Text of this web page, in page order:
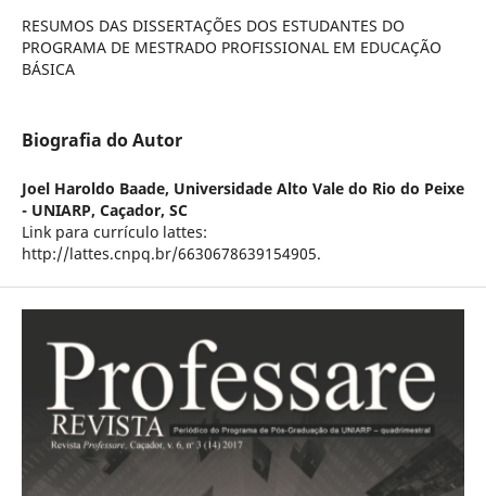
RESUMOS DAS DISSERTAÇÕES DOS ESTUDANTES DO
PROGRAMA DE MESTRADO PROFISSIONAL EM EDUCAÇÃO
BÁSICA
Biografia do Autor
Joel Haroldo Baade, Universidade Alto Vale do Rio do Peixe
- UNIARP, Caçador, SC
Link para currículo lattes:
http://lattes.cnpq.br/6630678639154905.